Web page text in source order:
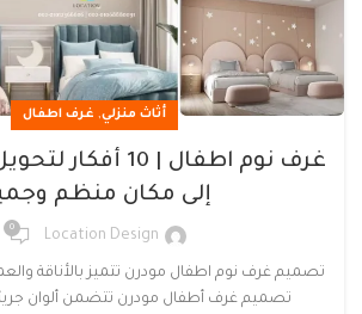
أثاث منزلي, غرف اطفال
غرف نوم اطفال | 10
إلى مكان منظم
Location Design
0
تصميم غرف نوم اطفال مودرن تتميز بالأناقة
تصميم غرف أطفال مودرن تتضمن ألوان